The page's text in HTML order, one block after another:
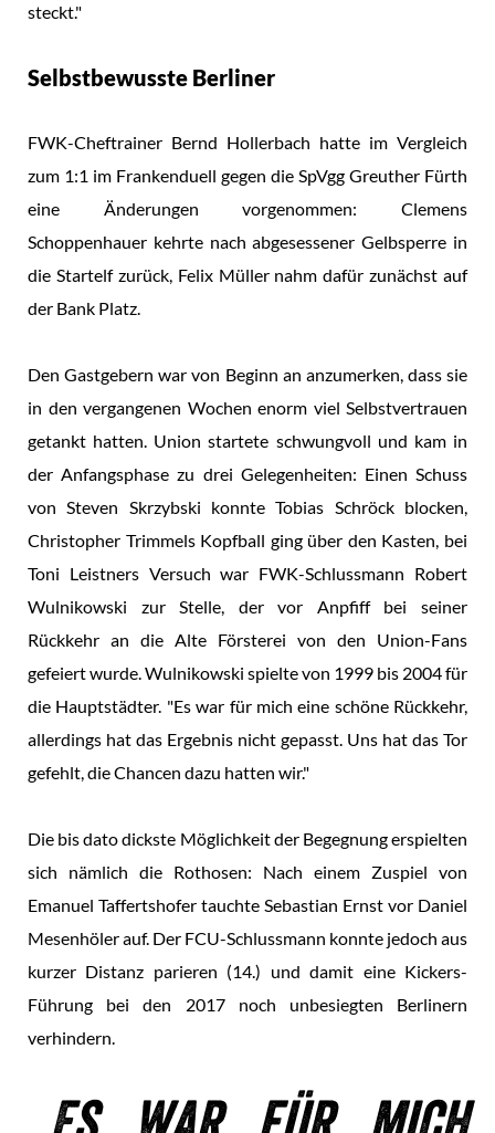
steckt."
Selbstbewusste Berliner
FWK-Cheftrainer Bernd Hollerbach hatte im Vergleich
zum 1:1 im Frankenduell gegen die SpVgg Greuther Fürth
eine Änderungen vorgenommen: Clemens
Schoppenhauer kehrte nach abgesessener Gelbsperre in
die Startelf zurück, Felix Müller nahm dafür zunächst auf
der Bank Platz.
Den Gastgebern war von Beginn an anzumerken, dass sie
in den vergangenen Wochen enorm viel Selbstvertrauen
getankt hatten. Union startete schwungvoll und kam in
der Anfangsphase zu drei Gelegenheiten: Einen Schuss
von Steven Skrzybski konnte Tobias Schröck blocken,
Christopher Trimmels Kopfball ging über den Kasten, bei
Toni Leistners Versuch war FWK-Schlussmann Robert
Wulnikowski zur Stelle, der vor Anpfiff bei seiner
Rückkehr an die Alte Försterei von den Union-Fans
gefeiert wurde. Wulnikowski spielte von 1999 bis 2004 für
die Hauptstädter. "Es war für mich eine schöne Rückkehr,
allerdings hat das Ergebnis nicht gepasst. Uns hat das Tor
gefehlt, die Chancen dazu hatten wir."
Die bis dato dickste Möglichkeit der Begegnung erspielten
sich nämlich die Rothosen: Nach einem Zuspiel von
Emanuel Taffertshofer tauchte Sebastian Ernst vor Daniel
Mesenhöler auf. Der FCU-Schlussmann konnte jedoch aus
kurzer Distanz parieren (14.) und damit eine Kickers-
Führung bei den 2017 noch unbesiegten Berlinern
verhindern.